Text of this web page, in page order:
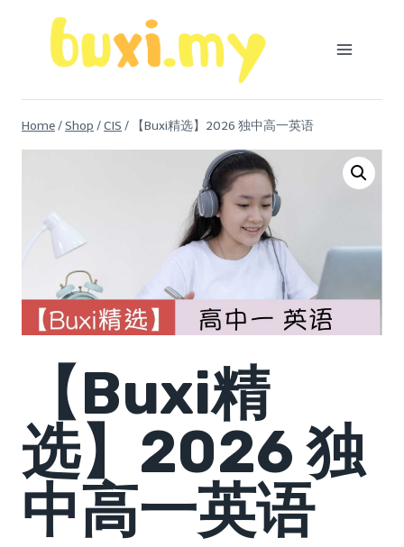
Home/Shop /CIS / 【Buxi精选】2026 独中高一英语
【Buxi精
选】2026 独
中高一英语